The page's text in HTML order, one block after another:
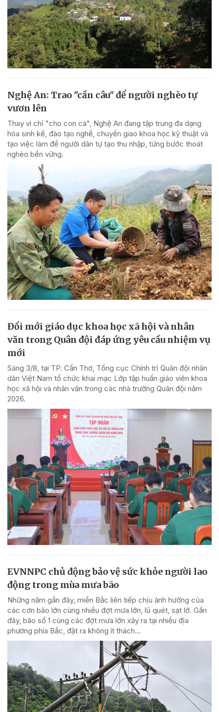
Nghệ An: Trao "cần câu" để người nghèo tự
vươn lên
Thay vì chỉ "cho con cá", Nghệ An đang tập trung đa dạng
hóa sinh kế, đào tạo nghề, chuyển giao khoa học kỹ thuật và
tạo việc làm để người dân tự tạo thu nhập, từng bước thoát
nghèo bền vững.
Đổi mới giáo dục khoa học xã hội và nhân
văn trong Quân đội đáp ứng yêu cầu nhiệm vụ
mới
Sáng 3/8, tại TP. Cần Thơ, Tổng cục Chính trị Quân đội nhân
dân Việt Nam tổ chức khai mạc Lớp tập huấn giáo viên khoa
học xã hội và nhân văn trong các nhà trường Quân đội năm
2026.
EVNNPC chủ động bảo vệ sức khỏe người lao
động trong mùa mưa bão
Những năm gần đây, miền Bắc liên tiếp chịu ảnh hưởng của
các cơn bão lớn cùng nhiều đợt mưa lớn, lũ quét, sạt lở. Gần
đây, bão số 1 cùng các đợt mưa lớn xảy ra tại nhiều địa
phương phía Bắc, đặt ra không ít thách...